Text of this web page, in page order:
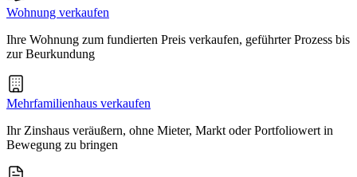
Wohnung verkaufen
Ihre Wohnung zum fundierten Preis verkaufen, geführter Prozess bis
zur Beurkundung
Mehrfamilienhaus verkaufen
Ihr Zinshaus veräußern, ohne Mieter, Markt oder Portfoliowert in
Bewegung zu bringen